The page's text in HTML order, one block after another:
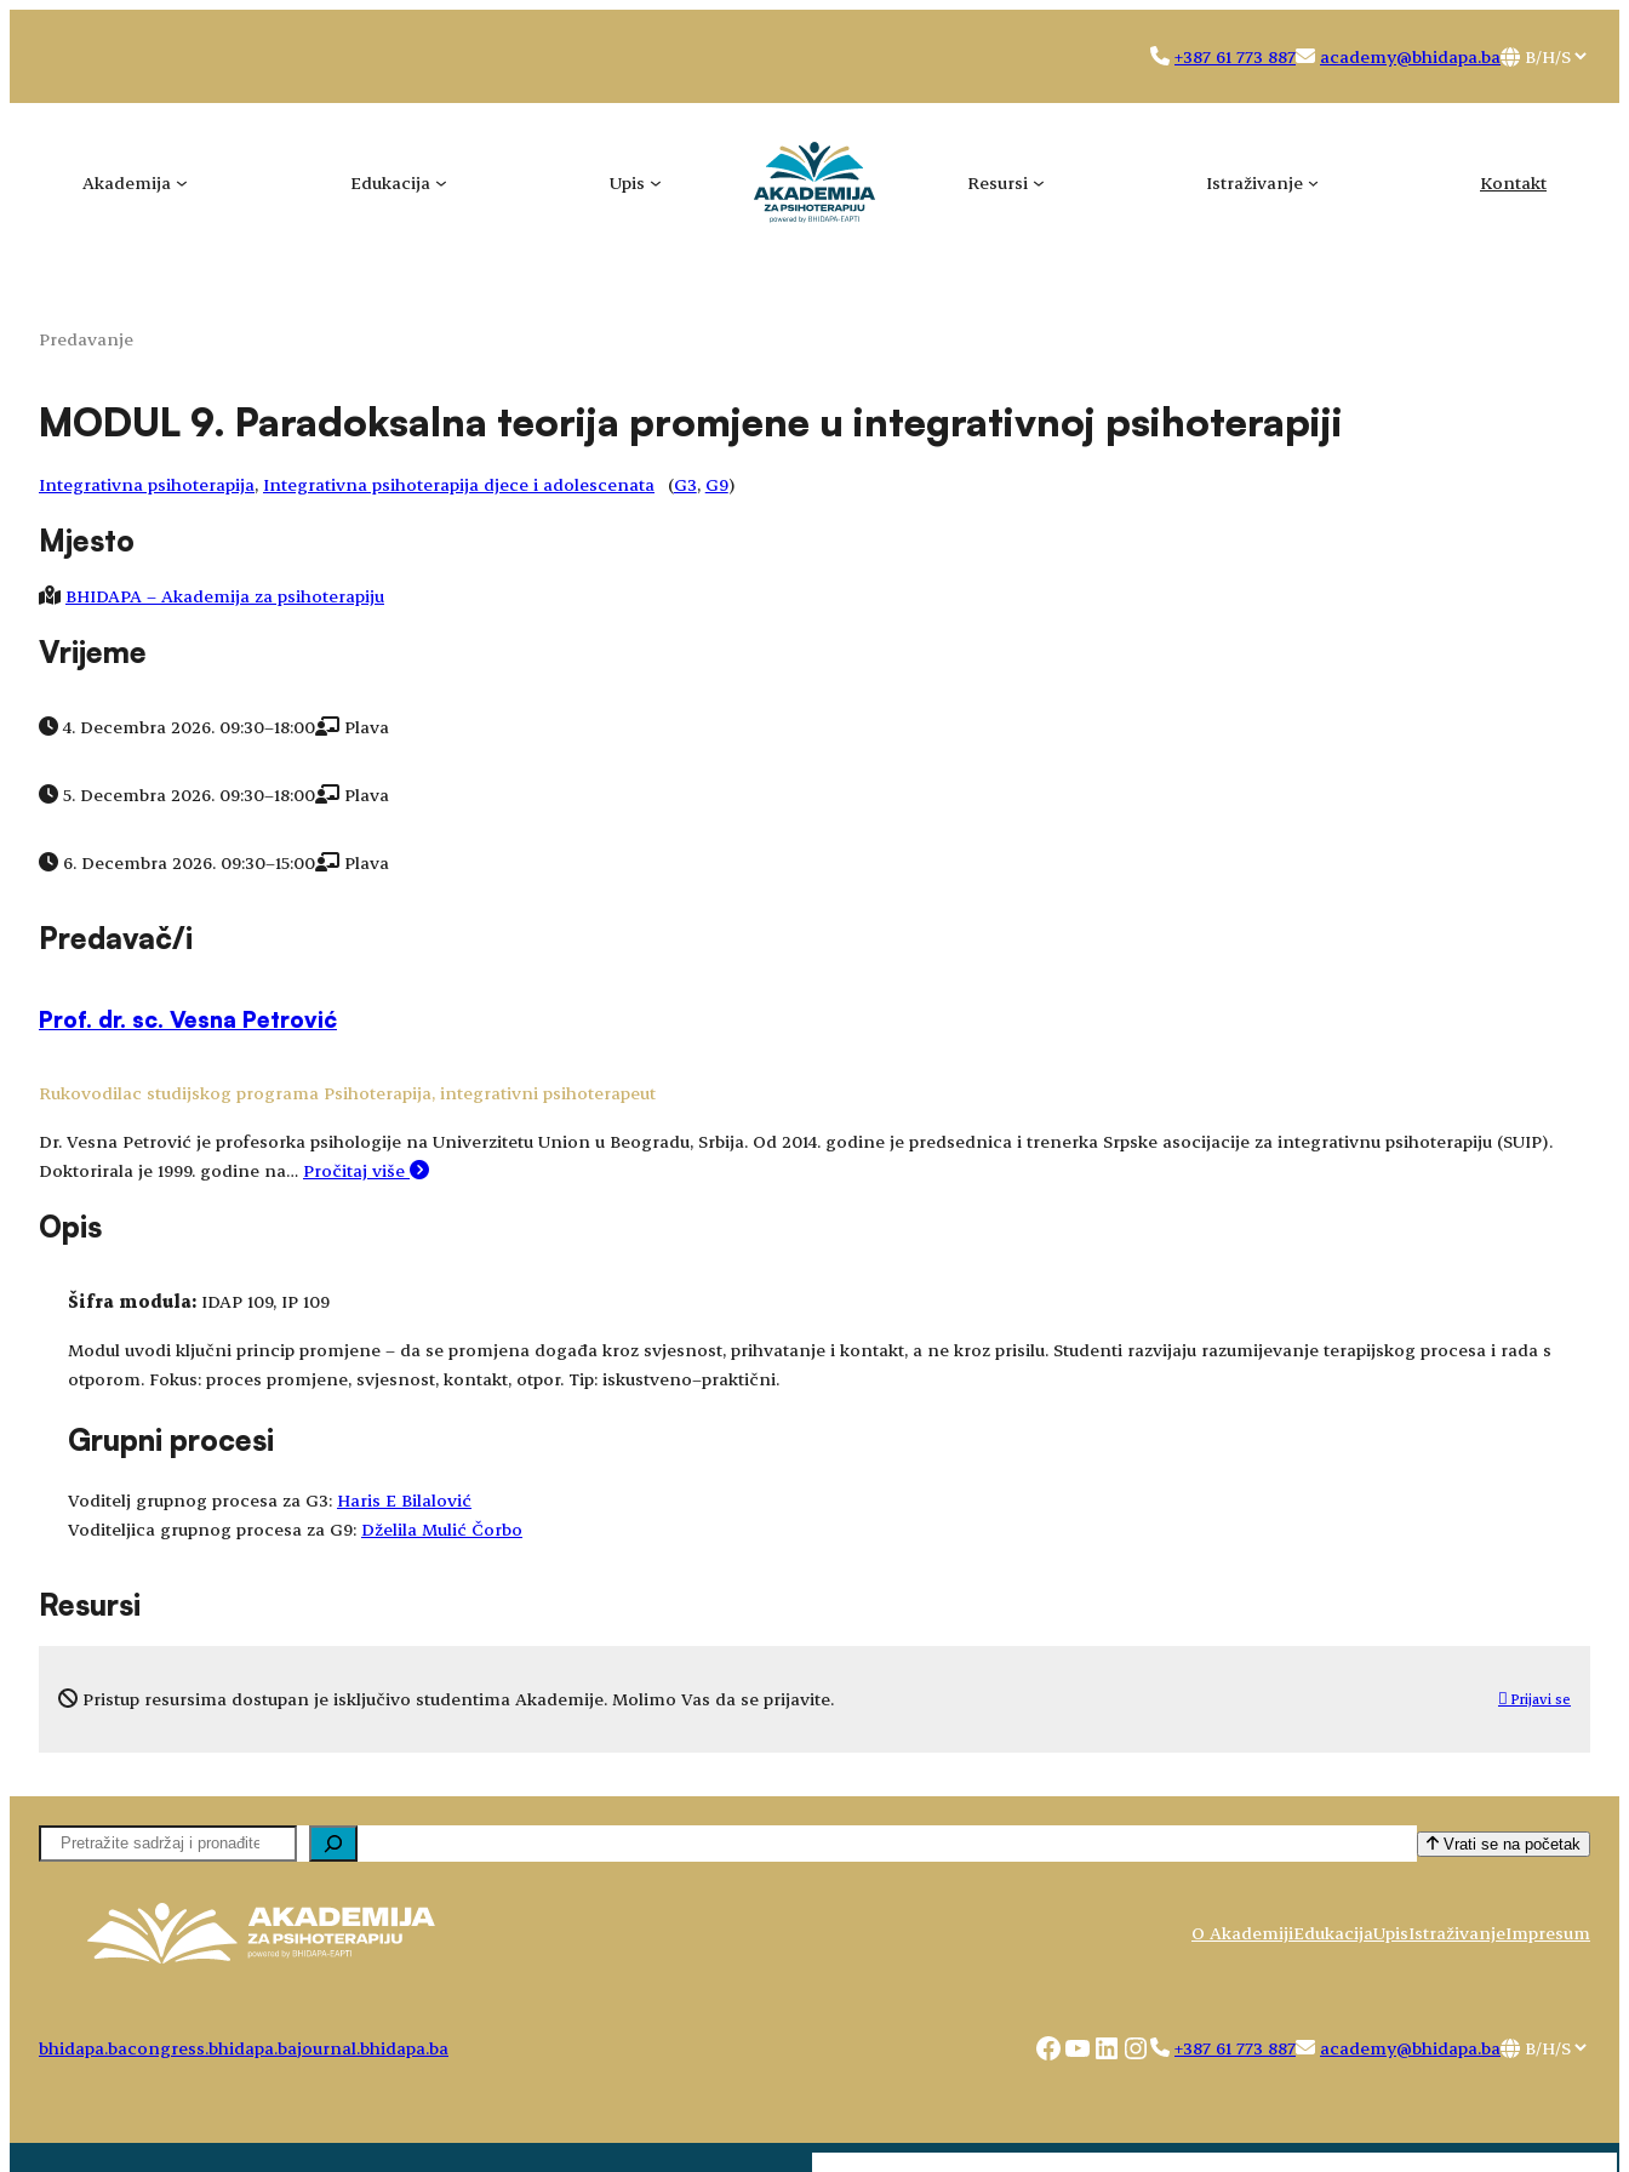
+387 61 773 887 academy@bhidapa.ba
Choose
Akademija Edukacija Upis Resursi Istraživanje Kontakt
Predavanje
MODUL 9. Paradoksalna teorija promjene u integrativnoj psihoterapiji
Integrativna psihoterapija, Integrativna psihoterapija djece i adolescenata (G3, G9)
Mjesto
BHIDAPA – Akademija za psihoterapiju
Vrijeme
4. Decembra 2026. 09:30–18:00 Plava
5. Decembra 2026. 09:30–18:00 Plava
6. Decembra 2026. 09:30–15:00 Plava
Predavač/i
Prof. dr. sc. Vesna Petrović
Rukovodilac studijskog programa Psihoterapija, integrativni psihoterapeut
Dr. Vesna Petrović je profesorka psihologije na Univerzitetu Union u Beogradu, Srbija. Od 2014. godine je predsednica i trenerka Srpske asocijacije za integrativnu psihoterapiju (SUIP).
Doktorirala je 1999. godine na… Pročitaj više
Opis
Šifra modula: IDAP 109, IP 109
Modul uvodi ključni princip promjene – da se promjena događa kroz svjesnost, prihvatanje i kontakt, a ne kroz prisilu. Studenti razvijaju razumijevanje terapijskog procesa i rada s
otporom. Fokus: proces promjene, svjesnost, kontakt, otpor. Tip: iskustveno–praktični.
Grupni procesi
Voditelj grupnog procesa za G3: Haris E Bilalović
Voditeljica grupnog procesa za G9: Dželila Mulić Čorbo
Resursi
Pristup resursima dostupan je isključivo studentima Akademije. Molimo Vas da se prijavite. Prijavi se
Pretaga Vrati se na početak
O AkademijiEdukacijaUpisIstraživanjeImpresum
bhidapa.bacongress.bhidapa.bajournal.bhidapa.ba Facebook
YouTube
LinkedIn
Instagram
+387 61 773 887 academy@bhidapa.ba
Choose